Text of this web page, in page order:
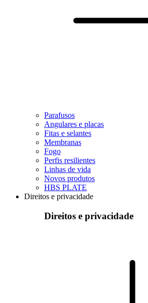
Parafusos
Angulares e placas
Fitas e selantes
Membranas
Fogo
Perfis resilientes
Linhas de vida
Novos produtos
HBS PLATE
Direitos e privacidade
Direitos e privacidade